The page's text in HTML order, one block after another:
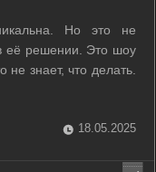
Но это не
её решении. Это шоу
не знает, что делать.
18.05.2025